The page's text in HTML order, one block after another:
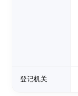
登记机关